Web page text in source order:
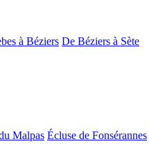
à Béziers De Béziers à Sète
Malpas Écluse de Fonsérannes